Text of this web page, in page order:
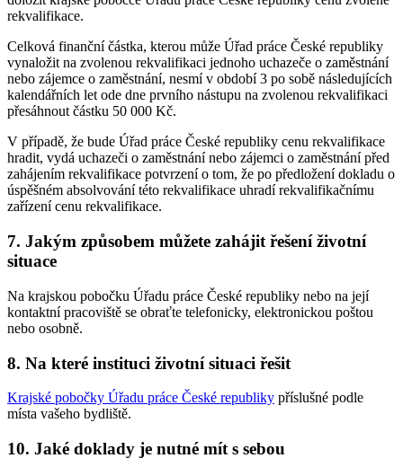
rekvalifikace.
Celková finanční částka, kterou může Úřad práce České republiky
vynaložit na zvolenou rekvalifikaci jednoho uchazeče o zaměstnání
nebo zájemce o zaměstnání, nesmí v období 3 po sobě následujících
kalendářních let ode dne prvního nástupu na zvolenou rekvalifikaci
přesáhnout částku 50 000 Kč.
V případě, že bude Úřad práce České republiky cenu rekvalifikace
hradit, vydá uchazeči o zaměstnání nebo zájemci o zaměstnání před
zahájením rekvalifikace potvrzení o tom, že po předložení dokladu o
úspěšném absolvování této rekvalifikace uhradí rekvalifikačnímu
zařízení cenu rekvalifikace.
7. Jakým způsobem můžete zahájit řešení životní
situace
Na krajskou pobočku Úřadu práce České republiky nebo na její
kontaktní pracoviště se obraťte telefonicky, elektronickou poštou
nebo osobně.
8. Na které instituci životní situaci řešit
Krajské pobočky Úřadu práce České republiky příslušné podle
místa vašeho bydliště.
10. Jaké doklady je nutné mít s sebou